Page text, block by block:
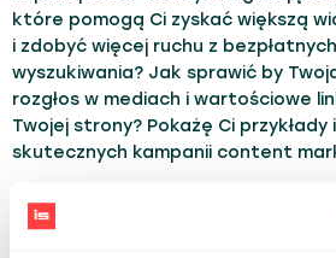
które pomogą Ci zyskać większą
i zdobyć więcej ruchu z
wyszukiwania? Jak sprawić by
rozgłos w mediach i wartościowe
Twojej strony? Pokażę Ci przykłady
skutecznych kampanii content
TOPICS: